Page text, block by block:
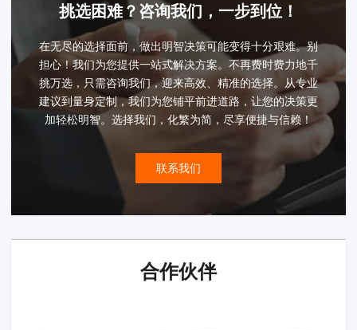
挑选困难？咨询我们，一步到位！
在无尽的选择面前，做出明智决策可能变得十分艰难。别
担心！我们为您提供一站式解决方案。不再费时费力地千
挑万选，只需咨询我们，迎来高效、精准的选择。从专业
建议到量身定制，我们为您铺平前进道路，让您的决策更
加轻松明智。选择我们，化繁为简，尽享便捷与信赖！
联系我们
合作伙伴